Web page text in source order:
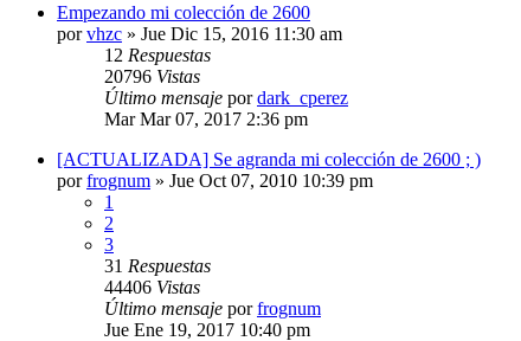
Empezando mi colección de 2600
porvhzc » Jue Dic 15, 2016 11:30 am
12 Respuestas
20796 Vistas
Último mensaje pordark_cperez
Mar Mar 07, 2017 2:36 pm
[ACTUALIZADA] Se agranda mi colección de 2600 ; )
porfrognum » Jue Oct 07, 2010 10:39 pm
1
2
3
31 Respuestas
44406 Vistas
Último mensaje porfrognum
Jue Ene 19, 2017 10:40 pm